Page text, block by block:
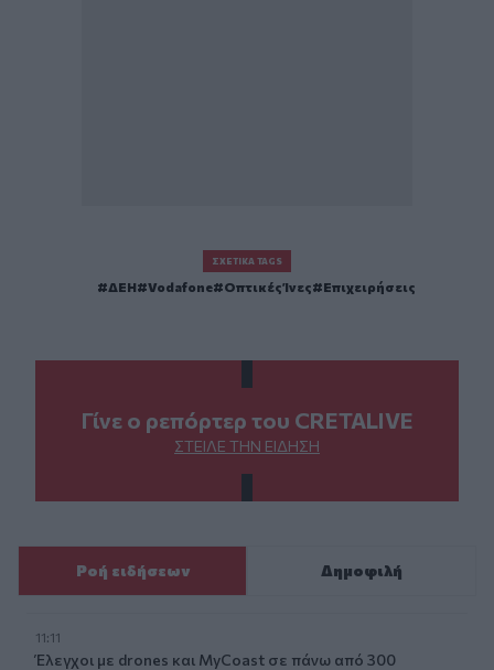
ΣΧΕΤΙΚΆ TAGS
ΔΕΗ Vodafone Οπτικές Ίνες Επιχειρήσεις
Γίνε ο ρεπόρτερ του CRETALIVE
ΣΤΕΊΛΕ ΤΗΝ ΕΊΔΗΣΗ
Ροή ειδήσεων Δημοφιλή
11:11
Έλεγχοι με drones και MyCoast σε πάνω από 300